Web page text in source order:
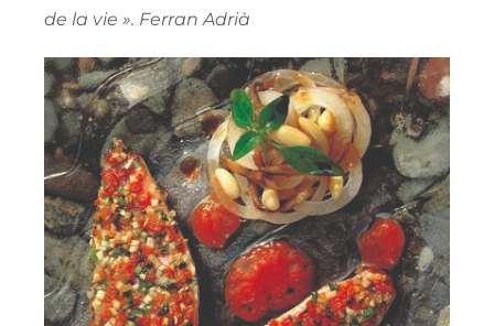
de la vie ». Ferran Adrià